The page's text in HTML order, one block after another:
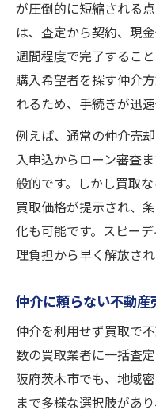
が圧倒的に短縮される
は、査定から契約、現
週間程度で完了するこ
購入希望者を探す仲介
れるため、手続きが迅速
例えば、通常の仲介売
入申込からローン審査
般的です。しかし買取
買取価格が提示され、
化も可能です。スピー
理負担から早く解放さ
仲介に頼らない不動産
仲介を利用せず買取で
数の買取業者に一括査
阪府茨木市でも、地域
まで多様な選択肢があ